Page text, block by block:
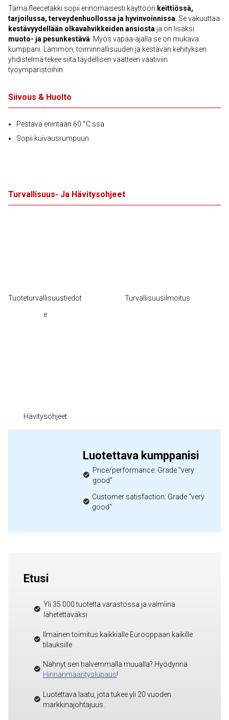
Tämä fleecetakki sopii erinomaisesti käyttöön keittiössä,
tarjoilussa, terveydenhuollossa ja hyvinvoinnissa . Se vakuuttaa
kestävyydellään olkavahvikkeiden ansiosta ja on lisäksi
muoto- ja pesunkestävä . Myös vapaa-ajalla se on mukava
kumppani. Lämmön, toiminnallisuuden ja kestävän kehityksen
yhdistelmä tekee siitä täydellisen vaatteen vaativiin
työympäristöihin.
Siivous & Huolto
Pestävä enintään 60 °C:ssa
Sopii kuivausrumpuun
Turvallisuus- Ja Hävitysohjeet
Tuoteturvallisuustiedot
e
Turvallisuusilmoitus
Hävitysohjeet
Luotettava kumppanisi
Price/performance: Grade "very
good"
Customer satisfaction: Grade "very
good"
Etusi
Yli 35 000 tuotetta varastossa ja valmiina
lähetettäväksi
Ilmainen toimitus kaikkialle Eurooppaan kaikille
tilauksille
Nähnyt sen halvemmalla muualla? Hyödynnä
Hinnanmäärityslupaus!
Luotettava laatu, jota tukee yli 20 vuoden
markkinajohtajuus.